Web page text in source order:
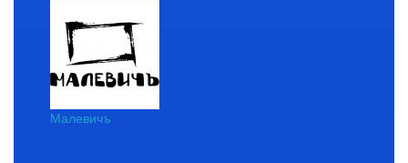
Малевичъ